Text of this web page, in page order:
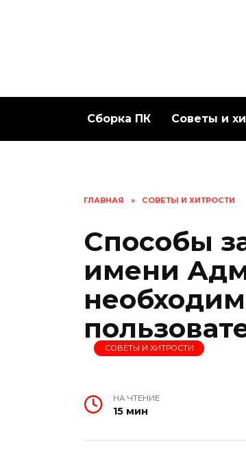
Сборка ПК Советы и
ГЛАВНАЯ » СОВЕТЫ И ХИТРОСТИ
Способы
имени
СОВЕТЫ И ХИТРОСТИ
НА ЧТЕНИЕ
15 мин